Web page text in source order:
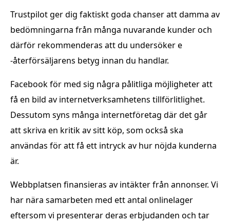
Trustpilot ger dig faktiskt goda chanser att damma av
bedömningarna från många nuvarande kunder och
därför rekommenderas att du undersöker e
-återförsäljarens betyg innan du handlar.
Facebook för med sig några pålitliga möjligheter att
få en bild av internetverksamhetens tillförlitlighet.
Dessutom syns många internetföretag där det går
att skriva en kritik av sitt köp, som också ska
användas för att få ett intryck av hur nöjda kunderna
är.
Webbplatsen finansieras av intäkter från annonser. Vi
har nära samarbeten med ett antal onlinelager
eftersom vi presenterar deras erbjudanden och tar